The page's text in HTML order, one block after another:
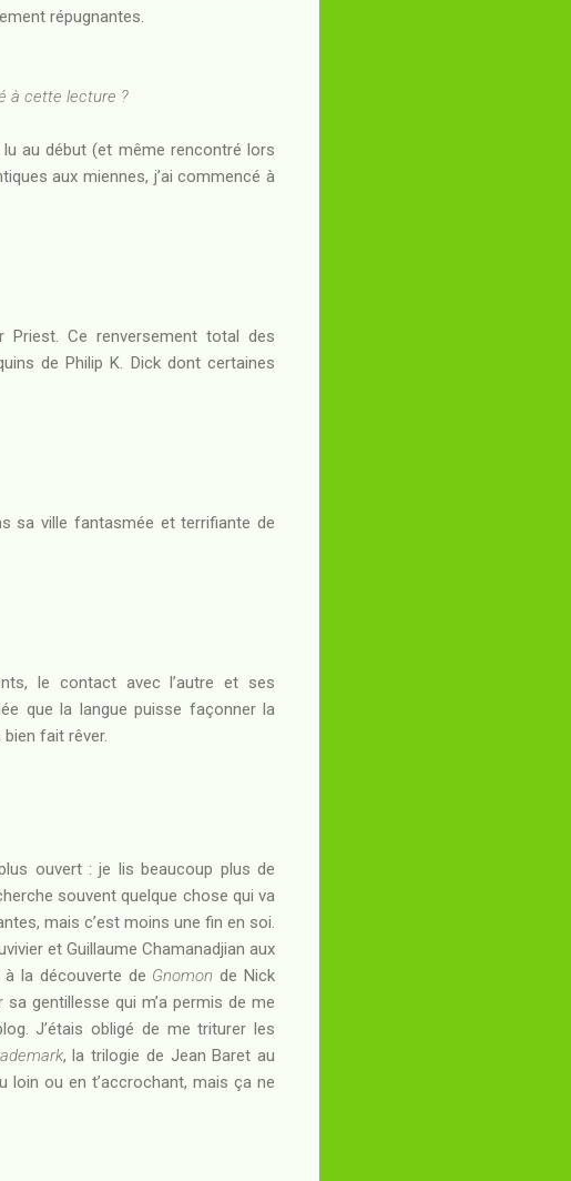
répugnantes.
à cette lecture ?
au début (et même rencontré lors
aux miennes, j’ai commencé à
Priest. Ce renversement total des
de Philip K. Dick dont certaines
sa ville fantasmée et terrifiante de
le contact avec l’autre et ses
que la langue puisse façonner la
fait rêver.
ouvert : je lis beaucoup plus de
souvent quelque chose qui va
mais c’est moins une fin en soi.
et Guillaume Chamanadjian aux
à la découverte de Gnomon de Nick
gentillesse qui m’a permis de me
J’étais obligé de me triturer les
, la trilogie de Jean Baret au
loin ou en t’accrochant, mais ça ne